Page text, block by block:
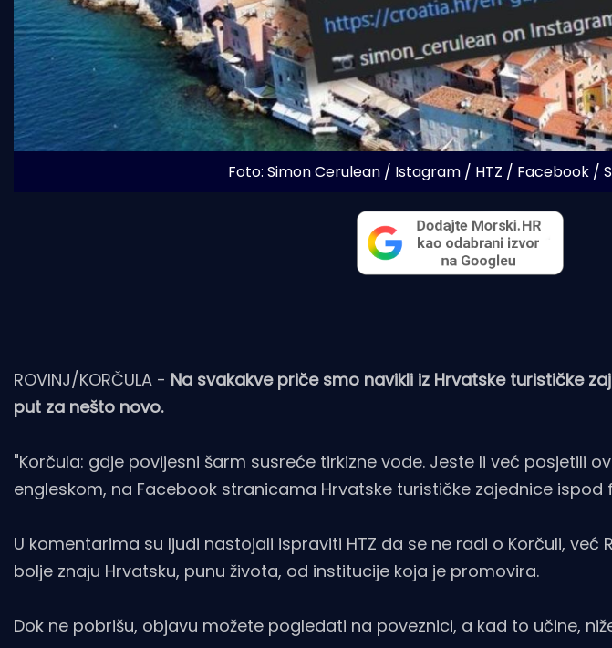
Foto: Simon Cerulean / Istagram / HTZ / Facebook /
ROVINJ/KORČULA - Na svakakve priče smo navikli iz Hrvatske turističke
put za nešto novo.
"Korčula: gdje povijesni šarm susreće tirkizne vode. Jeste li već posjetili
engleskom, na Facebook stranicama Hrvatske turističke zajednice ispod
U komentarima su ljudi nastojali ispraviti HTZ da se ne radi o Korčuli,
bolje znaju Hrvatsku, punu života, od institucije koja je promovira.
Dok ne pobrišu, objavu možete pogledati na poveznici, a kad to učine,